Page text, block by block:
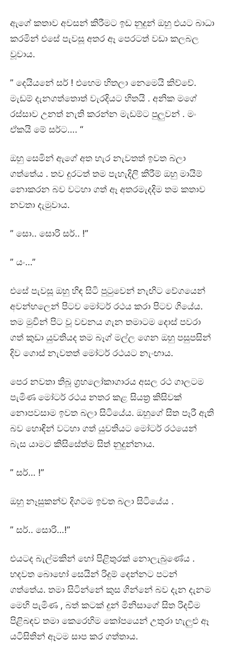
ඇගේ කතාව අවසන් කිරීමට ඉඩ නුදුන් ඔහු එයට බාධා
කරමින් එසේ පැවසූ අතර ඈ පෙරටත් වඩා කලබල
වූවාය.
” දෙයියනේ සර් ! එහෙම හිතලා නෙමෙයි කිව්වේ.
මැඩම් දැනගත්තොත් වැරදියට හිතයි . අනික මගේ
රස්සාව උනත් නැති කරන්න මැඩම්ට පුලුවන් . මං
ඒකයි මේ සර්ට…. “
ඔහු සෙමින් ඇගේ අත හැර නැවතත් ඉවත බලා
ගත්තේය . තව දුරටත් තම පැහැදිලි කිරීම් ඔහු මායිම්
නොකරන බව වටහා ගත් ඈ අතරමැදදිම තම කතාව
නවතා දැමුවාය.
” සො.. සොරි සර්.. !”
” යං…”
එසේ පැවසූ ඔහු හිඳ සිටි පුටුවෙන් නැඟිට වේගයෙන්
අවන්හලෙන් පිටව මෝටර් රථය කරා පිටව ගියේය.
තම මුවින් පිට වූ වචනය ගැන තමාටම දොස් පවරා
ගත් කුඩා යුවතියද තම බෑග් මල්ල ගෙන ඔහු පසුපසින්
දිව ගොස් නැවතත් මෝටර් රථයට නැංඟාය.
පෙර නවතා තිබූ ග්‍රහලෝකාගාරය අසල රථ ගාලටම
පැමිණ මෝටර් රථය නතර කළ සියත්‍ර කිසිවක්
නොපවසාම ඉවත බලා සිටියේය. ඔහුගේ සිත පෑරී ඇති
බව හොඳින් වටහා ගත් යුවතියට මෝටර් රථයෙන්
බැස යාමට කිසිසේත්ම සිත් නුදුන්නාය.
” සර්… !”
ඔහු නෑසුකන්ව දිගටම ඉවත බලා සිටියේය .
” සර්.. සොරි…!”
එයටද බැල්මකින් හෝ පිළිතුරක් නොලැබුණේය .
හදවත බොහෝ සෙයින් රිදුම් දෙන්නට පටන්
ගත්තේය. තමා සිටින්නේ කුස ගින්නේ බව දැන දැනම
මෙහි පැමිණ , බත් කටක් දුන් මිනිසාගේ සිත රිදවීම
පිළිබඳව තමා කෙරෙහිම කෝපයෙන් උතුරා හැලුළු ඈ
යටිසිතින් ඈටම සාප කර ගත්තාය.